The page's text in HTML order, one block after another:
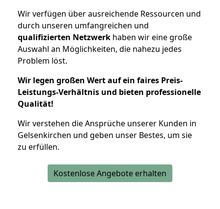
Wir verfügen über ausreichende Ressourcen und
durch unseren umfangreichen und
qualifizierten Netzwerk haben wir eine große
Auswahl an Möglichkeiten, die nahezu jedes
Problem löst.
Wir legen großen Wert auf ein faires Preis-
Leistungs-Verhältnis und bieten professionelle
Qualität!
Wir verstehen die Ansprüche unserer Kunden in
Gelsenkirchen und geben unser Bestes, um sie
zu erfüllen.
Kostenlose Angebote erhalten